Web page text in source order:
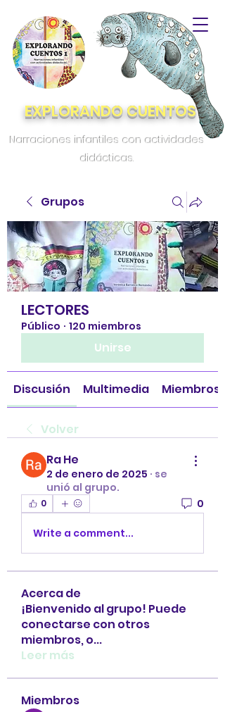
EXPLORANDO CUENTOS
Narraciones infantiles con actividades
didácticas.
Grupos
LECTORES
Público · 120 miembros
Unirse
Discusión Multimedia Miembros
Volver
Ra He
2 de enero de 2025 · se
unió al grupo.
0 0
Write a comment...
Acerca de
¡Bienvenido al grupo! Puede
conectarse con otros
miembros, o...
Leer más
Miembros